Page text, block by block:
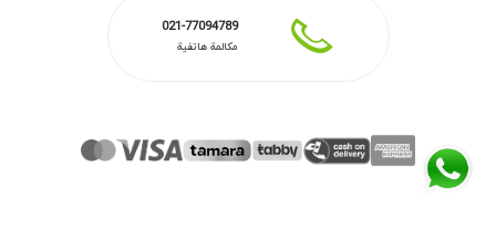
021-77094789
مكالمة هاتفية